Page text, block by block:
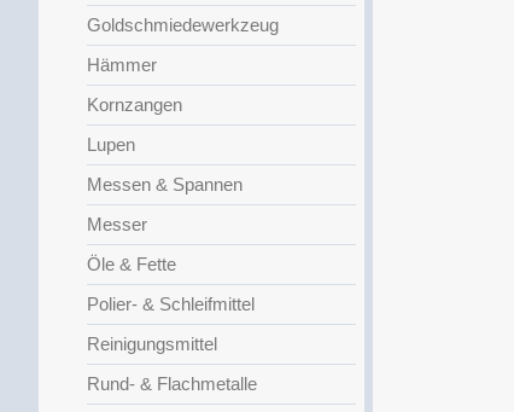
Goldschmiedewerkzeug
Hämmer
Kornzangen
Lupen
Messen & Spannen
Messer
Öle & Fette
Polier- & Schleifmittel
Reinigungsmittel
Rund- & Flachmetalle